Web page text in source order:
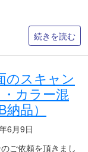
続きを読む
のスキャン
カラー混
品）
6月9日
ご依頼を頂きまし